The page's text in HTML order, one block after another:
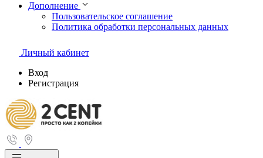
Дополнение
Пользовательское соглашение
Политика обработки персональных данных
Личный кабинет
Вход
Регистрация